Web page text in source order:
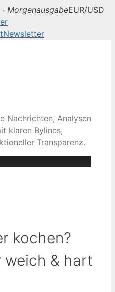
MorgenausgabeEUR/USD
Newsletter
Nachrichten, Analysen
klaren Bylines,
Transparenz.
kochen?
weich & hart